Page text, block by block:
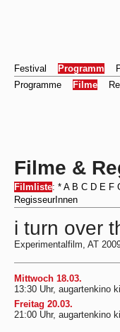
Festival Programm
Programme
Filme
Filme &
Filmliste: * A B C D E F
RegisseurInnen
i turn over
Experimentalfilm, AT
Mittwoch 18.03.
13:30 Uhr, augartenkino
Freitag 20.03.
21:00 Uhr, augartenkino